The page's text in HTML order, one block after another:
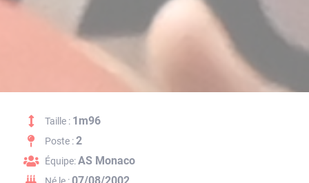
Taille : 1m96
Poste :2
Équipe:AS Monaco